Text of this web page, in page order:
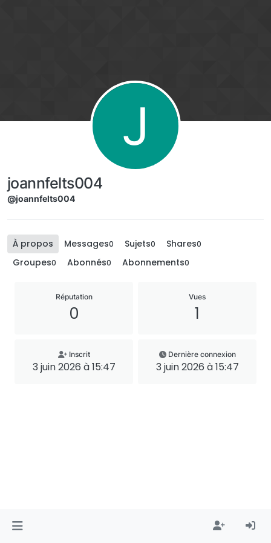
J
joannfelts004
@joannfelts004
À propos Messages0 Sujets0 Shares0
Groupes0 Abonnés0 Abonnements0
Réputation
0
Vues
1
Inscrit
3 juin 2026 à 15:47
Dernière connexion
3 juin 2026 à 15:47